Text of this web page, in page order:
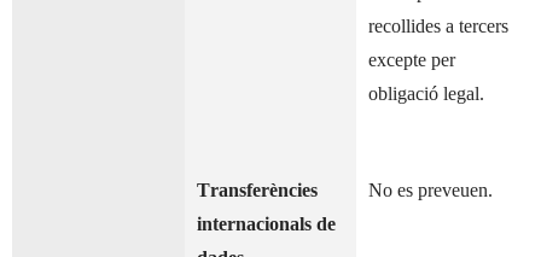
recollides a tercers
excepte per
obligació legal.
Transferències
internacionals de
No es preveuen.